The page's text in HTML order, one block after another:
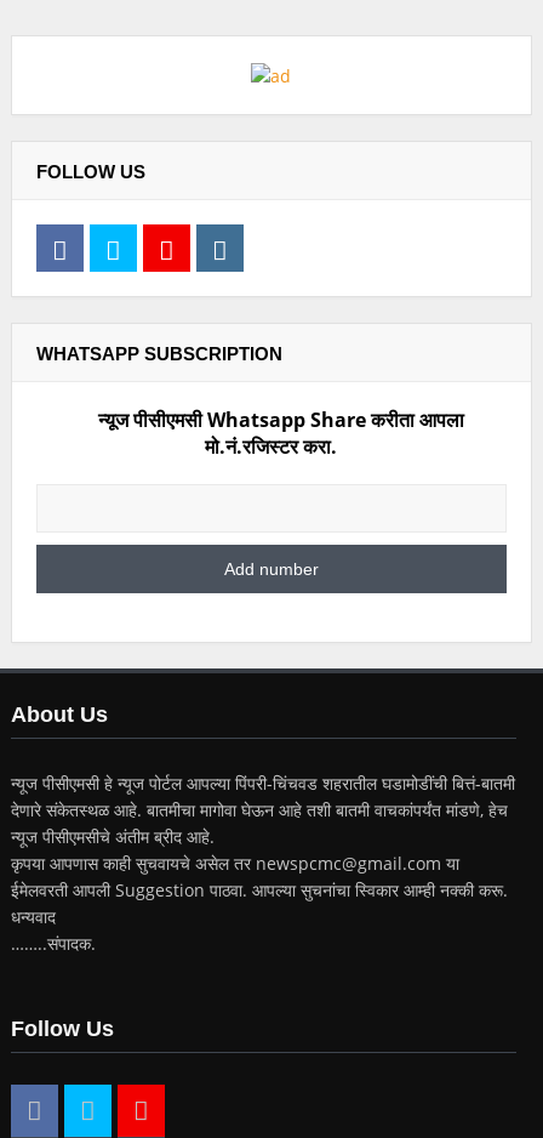
FOLLOW US
WHATSAPP SUBSCRIPTION
न्यूज पीसीएमसी Whatsapp Share करीता आपला
मो.नं.रजिस्टर करा.
About Us
न्यूज पीसीएमसी हे न्यूज पोर्टल आपल्या पिंपरी-चिंचवड शहरातील घडामोडींची बित्तं-बातमी
देणारे संकेतस्थळ आहे. बातमीचा मागोवा घेऊन आहे तशी बातमी वाचकांपर्यंत मांडणे, हेच
न्यूज पीसीएमसीचे अंतीम ब्रीद आहे.
कृपया आपणास काही सुचवायचे असेल तर newspcmc@gmail.com या
ईमेलवरती आपली Suggestion पाठवा. आपल्या सुचनांचा स्विकार आम्ही नक्की करू.
धन्यवाद
……..संपादक.
Follow Us